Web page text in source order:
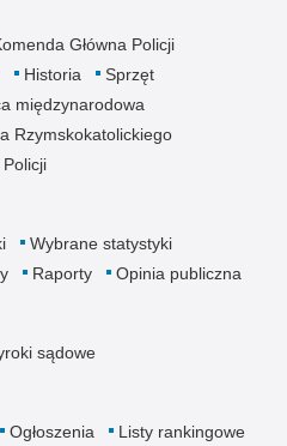
Główna Policji
Historia
Sprzęt
międzynarodowa
Rzymskokatolickiego
Wybrane statystyki
Raporty Opinia publiczna
sądowe
Ogłoszenia
Listy rankingowe